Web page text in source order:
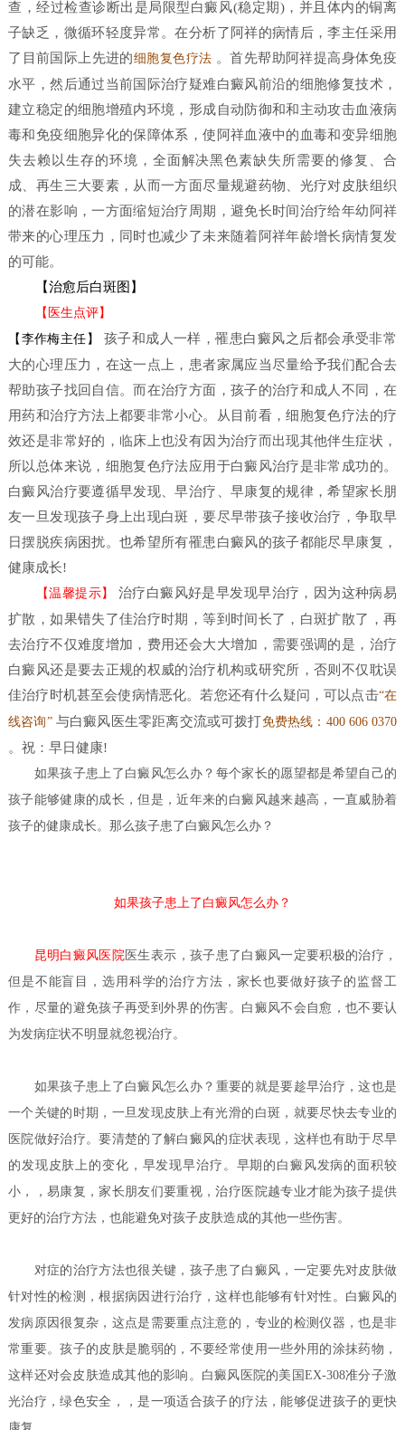
查，经过检查诊断出是局限型白癜风(稳定期)，并且体内的铜离
子缺乏，微循环轻度异常。在分析了阿祥的病情后，李主任采用
了目前国际上先进的细胞复色疗法 。首先帮助阿祥提高身体免疫
水平，然后通过当前国际治疗疑难白癜风前沿的细胞修复技术，
建立稳定的细胞增殖内环境，形成自动防御和和主动攻击血液病
毒和免疫细胞异化的保障体系，使阿祥血液中的血毒和变异细胞
失去赖以生存的环境，全面解决黑色素缺失所需要的修复、合
成、再生三大要素，从而一方面尽量规避药物、光疗对皮肤组织
的潜在影响，一方面缩短治疗周期，避免长时间治疗给年幼阿祥
带来的心理压力，同时也减少了未来随着阿祥年龄增长病情复发
的可能。
【治愈后白斑图】
【医生点评】
【李作梅主任】
孩子和成人一样，罹患白癜风之后都会承受非常
大的心理压力，在这一点上，患者家属应当尽量给予我们配合去
帮助孩子找回自信。而在治疗方面，孩子的治疗和成人不同，在
用药和治疗方法上都要非常小心。从目前看，细胞复色疗法的疗
效还是非常好的，临床上也没有因为治疗而出现其他伴生症状，
所以总体来说，细胞复色疗法应用于白癜风治疗是非常成功的。
白癜风治疗要遵循早发现、早治疗、早康复的规律，希望家长朋
友一旦发现孩子身上出现白斑，要尽早带孩子接收治疗，争取早
日摆脱疾病困扰。也希望所有罹患白癜风的孩子都能尽早康复，
健康成长!
【温馨提示】
治疗白癜风好是早发现早治疗，因为这种病易
扩散，如果错失了佳治疗时期，等到时间长了，白斑扩散了，再
去治疗不仅难度增加，费用还会大大增加，需要强调的是，治疗
白癜风还是要去正规的权威的治疗机构或研究所，否则不仅耽误
佳治疗时机甚至会使病情恶化。若您还有什么疑问，可以点击“在
线咨询”与白癜风医生零距离交流或可拨打免费热线：400 606 0370
。祝：早日健康!
如果孩子患上了白癜风怎么办？ 每个家长的愿望都是希望自己的
孩子能够健康的成长，但是，近年来的白癜风越来越高，一直威胁着
孩子的健康成长。那么孩子患了白癜风怎么办？
如果孩子患上了白癜风怎么办？
昆明白癜风医院 医生表示，孩子患了白癜风一定要积极的治疗，
但是不能盲目，选用科学的治疗方法，家长也要做好孩子的监督工
作，尽量的避免孩子再受到外界的伤害。白癜风不会自愈，也不要认
为发病症状不明显就忽视治疗。
如果孩子患上了白癜风怎么办？ 重要的就是要趁早治疗，这也是
一个关键的时期，一旦发现皮肤上有光滑的白斑，就要尽快去专业的
医院做好治疗。要清楚的了解白癜风的症状表现，这样也有助于尽早
的发现皮肤上的变化，早发现早治疗。早期的白癜风发病的面积较
小，，易康复，家长朋友们要重视，治疗医院越专业才能为孩子提供
更好的治疗方法，也能避免对孩子皮肤造成的其他一些伤害。
对症的治疗方法也很关键，孩子患了白癜风，一定要先对皮肤做
针对性的检测，根据病因进行治疗，这样也能够有针对性。白癜风的
发病原因很复杂，这点是需要重点注意的，专业的检测仪器，也是非
常重要。孩子的皮肤是脆弱的，不要经常使用一些外用的涂抹药物，
这样还对会皮肤造成其他的影响。白癜风医院的美国EX-308准分子激
光治疗，绿色安全，，是一项适合孩子的疗法，能够促进孩子的更快